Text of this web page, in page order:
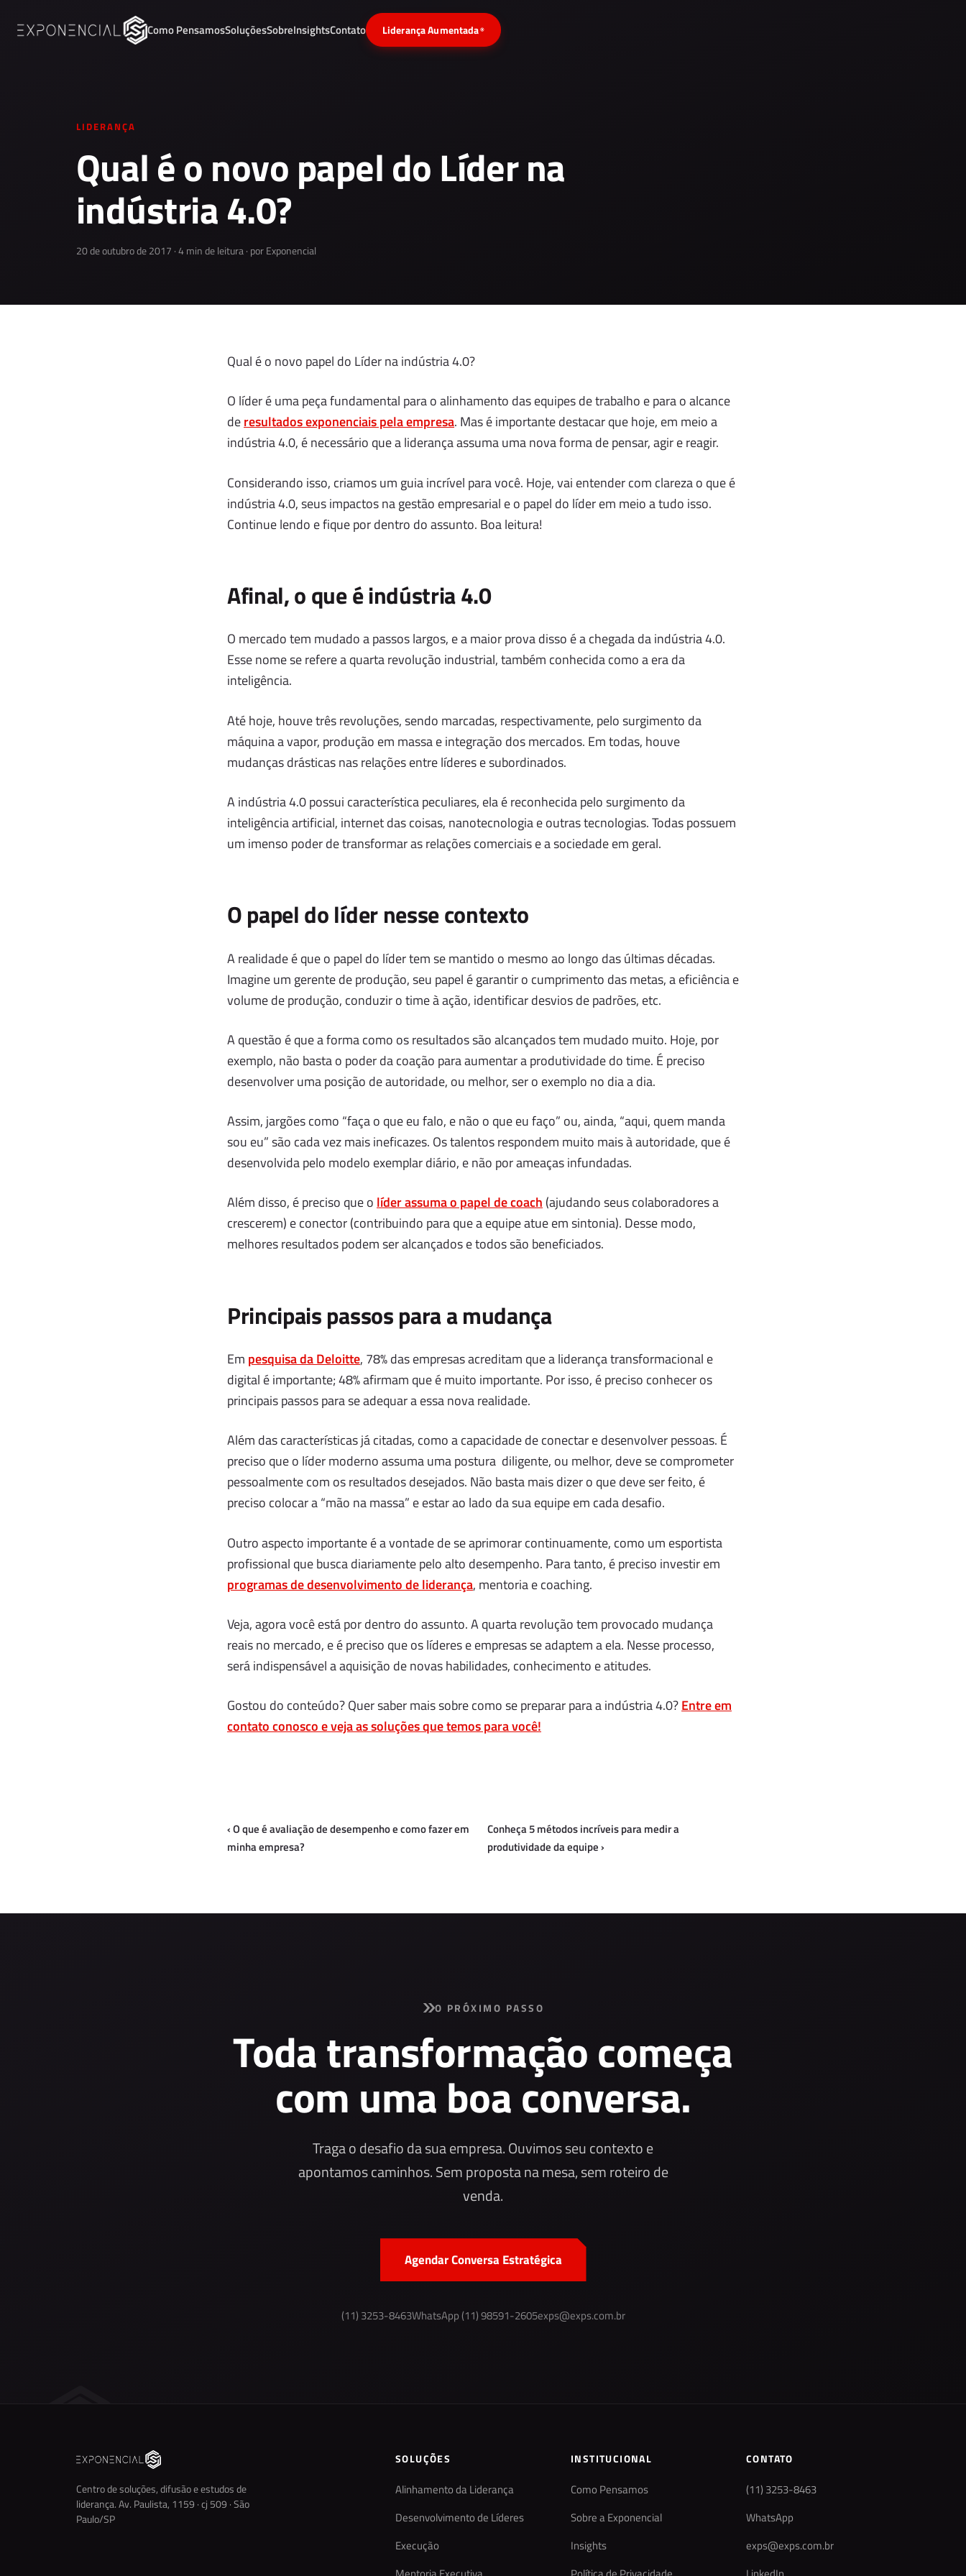
Como PensamosSoluçõesSobreInsightsContato Liderança Aumentada®
LIDERANÇA
Qual é o novo papel do Líder na
indústria 4.0?
20 de outubro de 2017 · 4 min de leitura · por Exponencial
Qual é o novo papel do Líder na indústria 4.0?
O líder é uma peça fundamental para o alinhamento das equipes de trabalho e para o alcance
deresultados exponenciais pela empresa. Mas é importante destacar que hoje, em meio a
indústria 4.0, é necessário que a liderança assuma uma nova forma de pensar, agir e reagir.
Considerando isso, criamos um guia incrível para você. Hoje, vai entender com clareza o que é
indústria 4.0, seus impactos na gestão empresarial e o papel do líder em meio a tudo isso.
Continue lendo e fique por dentro do assunto. Boa leitura!
Afinal, o que é indústria 4.0
O mercado tem mudado a passos largos, e a maior prova disso é a chegada da indústria 4.0.
Esse nome se refere a quarta revolução industrial, também conhecida como a era da
inteligência.
Até hoje, houve três revoluções, sendo marcadas, respectivamente, pelo surgimento da
máquina a vapor, produção em massa e integração dos mercados. Em todas, houve
mudanças drásticas nas relações entre líderes e subordinados.
A indústria 4.0 possui característica peculiares, ela é reconhecida pelo surgimento da
inteligência artificial, internet das coisas, nanotecnologia e outras tecnologias. Todas possuem
um imenso poder de transformar as relações comerciais e a sociedade em geral.
O papel do líder nesse contexto
A realidade é que o papel do líder tem se mantido o mesmo ao longo das últimas décadas.
Imagine um gerente de produção, seu papel é garantir o cumprimento das metas, a eficiência e
volume de produção, conduzir o time à ação, identificar desvios de padrões, etc.
A questão é que a forma como os resultados são alcançados tem mudado muito. Hoje, por
exemplo, não basta o poder da coação para aumentar a produtividade do time. É preciso
desenvolver uma posição de autoridade, ou melhor, ser o exemplo no dia a dia.
Assim, jargões como “faça o que eu falo, e não o que eu faço” ou, ainda, “aqui, quem manda
sou eu” são cada vez mais ineficazes. Os talentos respondem muito mais à autoridade, que é
desenvolvida pelo modelo exemplar diário, e não por ameaças infundadas.
Além disso, é preciso que o líder assuma o papel de coach (ajudando seus colaboradores a
crescerem) e conector (contribuindo para que a equipe atue em sintonia). Desse modo,
melhores resultados podem ser alcançados e todos são beneficiados.
Principais passos para a mudança
Em pesquisa da Deloitte, 78% das empresas acreditam que a liderança transformacional e
digital é importante; 48% afirmam que é muito importante. Por isso, é preciso conhecer os
principais passos para se adequar a essa nova realidade.
Além das características já citadas, como a capacidade de conectar e desenvolver pessoas. É
preciso que o líder moderno assuma uma postura diligente, ou melhor, deve se comprometer
pessoalmente com os resultados desejados. Não basta mais dizer o que deve ser feito, é
preciso colocar a “mão na massa” e estar ao lado da sua equipe em cada desafio.
Outro aspecto importante é a vontade de se aprimorar continuamente, como um esportista
profissional que busca diariamente pelo alto desempenho. Para tanto, é preciso investir em
programas de desenvolvimento de liderança, mentoria e coaching.
Veja, agora você está por dentro do assunto. A quarta revolução tem provocado mudança
reais no mercado, e é preciso que os líderes e empresas se adaptem a ela. Nesse processo,
será indispensável a aquisição de novas habilidades, conhecimento e atitudes.
Gostou do conteúdo? Quer saber mais sobre como se preparar para a indústria 4.0?Entre em
contato conosco e veja as soluções que temos para você!
‹O que é avaliação de desempenho e como fazer em
minha empresa?
Conheça 5 métodos incríveis para medir a
produtividade da equipe›
O PRÓXIMO PASSO
Toda transformação começa
com uma boa conversa.
Traga o desafio da sua empresa. Ouvimos seu contexto e
apontamos caminhos. Sem proposta na mesa, sem roteiro de
venda.
Agendar Conversa Estratégica
(11) 3253-8463WhatsApp (11) 98591-2605exps@exps.com.br
Centro de soluções, difusão e estudos de
liderança. Av. Paulista, 1159 · cj 509 · São
Paulo/SP
SOLUÇÕES
Alinhamento da Liderança
Desenvolvimento de Líderes
Execução
INSTITUCIONAL
Como Pensamos
Sobre a Exponencial
Insights
CONTATO
(11) 3253-8463
WhatsApp
exps@exps.com.br